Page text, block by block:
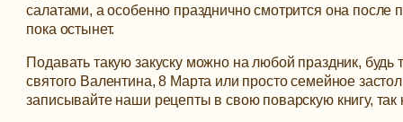
салатами, а особенно празднично смотрится она после
пока остынет.
Подавать такую закуску можно на любой праздник,
святого Валентина, 8 Марта или просто семейное
записывайте наши рецепты в свою поварскую книгу,